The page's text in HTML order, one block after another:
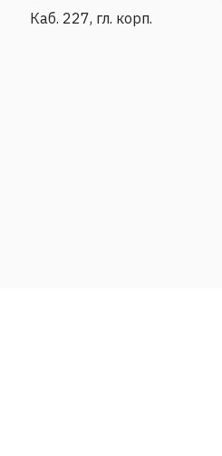
Каб. 227, гл. корп.